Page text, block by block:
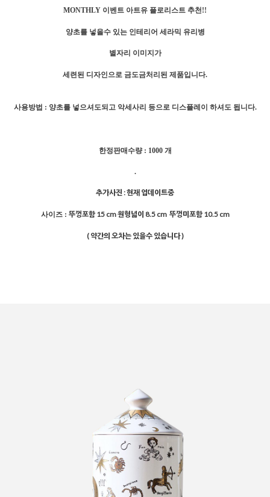
MONTHLY 이벤트 아트유 플로리스트 추천!!
양초를 넣을수 있는 인테리어 세라믹 유리병
별자리 이미지가
세련된 디자인으로 금도금처리된 제품입니다.
사용방법 : 양초를 넣으셔도되고 악세사리 등으로 디스플레이 하셔도 됩니다.
한정판매수량 : 1000 개
.
추가사진 : 현재 업데이트중
사이즈 : 뚜껑포함 15 cm 원형넓이 8.5 cm 뚜껑미포함 10.5 cm
( 약간의 오차는 있을수 있습니다 )